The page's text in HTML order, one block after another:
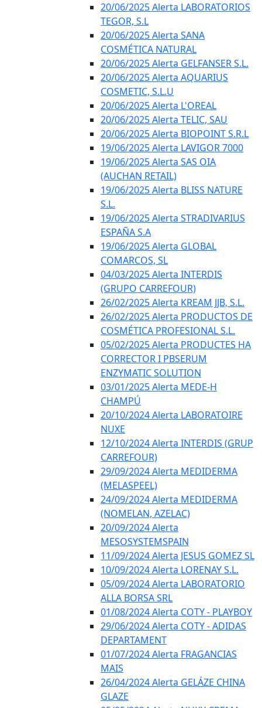
20/06/2025 Alerta LABORATORIOS
TEGOR, S.L
20/06/2025 Alerta SANA
COSMÉTICA NATURAL
20/06/2025 Alerta GELFANSER S.L.
20/06/2025 Alerta AQUARIUS
COSMETIC, S.L.U
20/06/2025 Alerta L'OREAL
20/06/2025 Alerta TELIC, SAU
20/06/2025 Alerta BIOPOINT S.R.L
19/06/2025 Alerta LAVIGOR 7000
19/06/2025 Alerta SAS OIA
(AUCHAN RETAIL)
19/06/2025 Alerta BLISS NATURE
S.L.
19/06/2025 Alerta STRADIVARIUS
ESPAÑA S.A
19/06/2025 Alerta GLOBAL
COMARCOS, SL
04/03/2025 Alerta INTERDIS
(GRUPO CARREFOUR)
26/02/2025 Alerta KREAM JJB, S.L.
26/02/2025 Alerta PRODUCTOS DE
COSMÉTICA PROFESIONAL S.L.
05/02/2025 Alerta PRODUCTES HA
CORRECTOR I PBSERUM
ENZYMATIC SOLUTION
03/01/2025 Alerta MEDE-H
CHAMPÚ
20/10/2024 Alerta LABORATOIRE
NUXE
12/10/2024 Alerta INTERDIS (GRUP
CARREFOUR)
29/09/2024 Alerta MEDIDERMA
(MELASPEEL)
24/09/2024 Alerta MEDIDERMA
(NOMELAN, AZELAC)
20/09/2024 Alerta
MESOSYSTEMSPAIN
11/09/2024 Alerta JESUS GOMEZ SL
10/09/2024 Alerta LORENAY S.L.
05/09/2024 Alerta LABORATORIO
ALLA BORSA SRL
01/08/2024 Alerta COTY - PLAYBOY
29/06/2024 Alerta COTY - ADIDAS
DEPARTAMENT
01/07/2024 Alerta FRAGANCIAS
MAIS
26/04/2024 Alerta GELÁZE CHINA
GLAZE